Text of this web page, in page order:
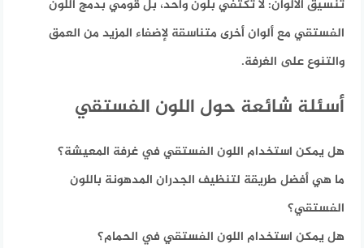
تنسيق الألوان: لا تكتفي بلون واحد، بل قومي بدمج اللون
الفستقي مع ألوان أخرى متناسقة لإضفاء المزيد من العمق
والتنوع على الغرفة.
أسئلة شائعة حول اللون الفستقي
هل يمكن استخدام اللون الفستقي في غرفة المعيشة؟
ما هي أفضل طريقة لتنظيف الجدران المدهونة باللون
الفستقي؟
هل يمكن استخدام اللون الفستقي في الحمام؟